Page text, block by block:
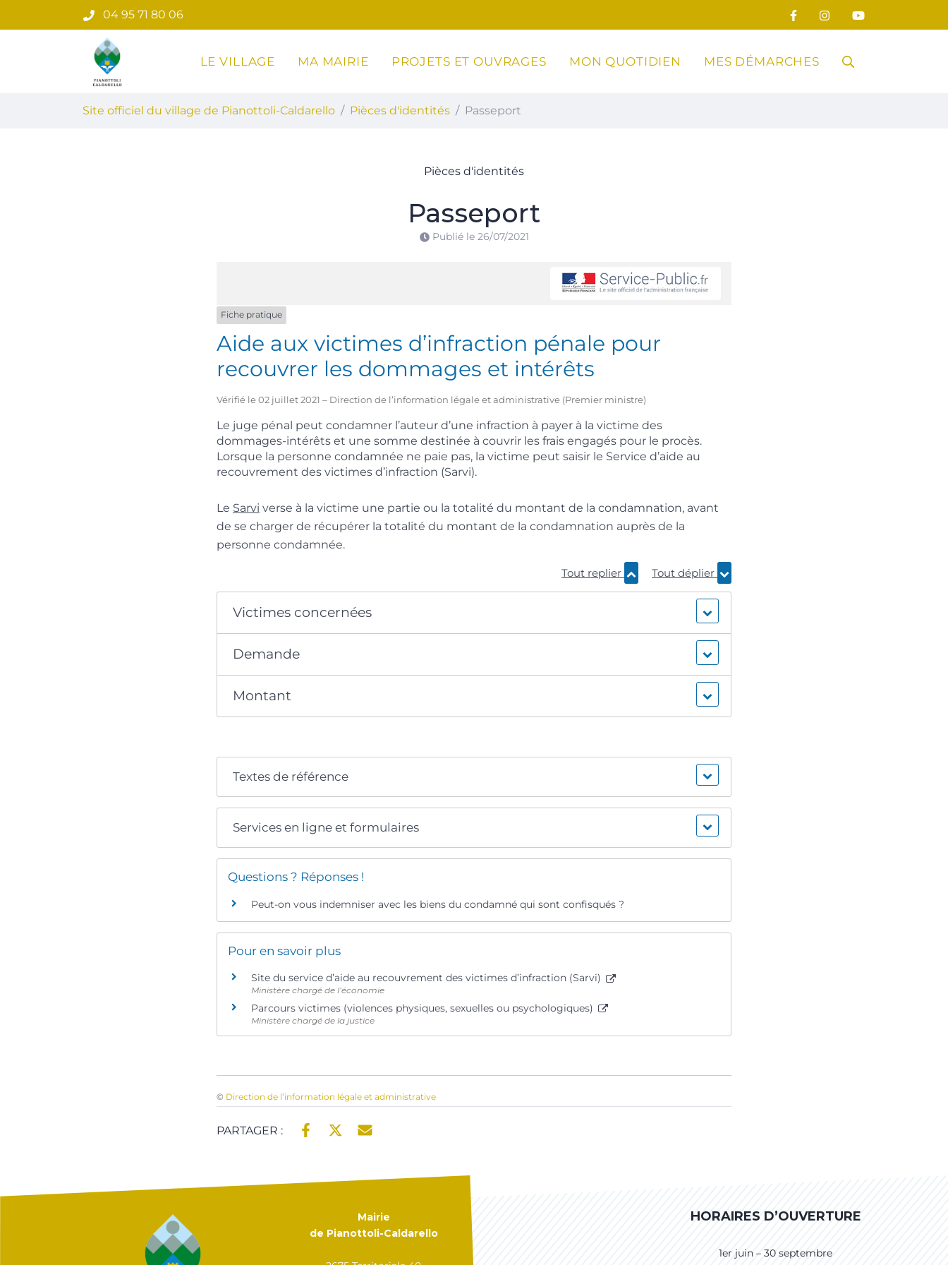
au
04 95 71 80 06
Site officiel du village de Pianottoli-Caldarello
LE VILLAGE MA MAIRIE PROJETS ET OUVRAGES MON QUOTIDIEN MES DÉMARCHES RECHERCHE
Site officiel du village de Pianottoli-Caldarello Pièces d'identités Passeport
Pièces d'identités
Passeport
Publié le 26/07/2021
Fiche pratique
Aide aux victimes d’infraction pénale pour
recouvrer les dommages et intérêts
Vérifié le 02 juillet 2021 – Direction de l’information légale et administrative (Premier ministre)
Le juge pénal peut condamner l’auteur d’une infraction à payer à la victime des
dommages-intérêts et une somme destinée à couvrir les frais engagés pour le procès.
Lorsque la personne condamnée ne paie pas, la victime peut saisir le Service d’aide au
recouvrement des victimes d’infraction (Sarvi).
Le Sarvi verse à la victime une partie ou la totalité du montant de la condamnation, avant
de se charger de récupérer la totalité du montant de la condamnation auprès de la
personne condamnée.
Tout replier Tout déplier
Victimes concernées
Demande
Montant
Textes de référence
Services en ligne et formulaires
Questions ? Réponses !
Peut-on vous indemniser avec les biens du condamné qui sont confisqués ?
Pour en savoir plus
Site du service d’aide au recouvrement des victimes d’infraction (Sarvi)
Ministère chargé de l’économie
Parcours victimes (violences physiques, sexuelles ou psychologiques)
Ministère chargé de la justice
© Direction de l’information légale et administrative
PARTAGER :
Mairie
de Pianottoli-Caldarello
HORAIRES D’OUVERTURE
1er juin – 30 septembre